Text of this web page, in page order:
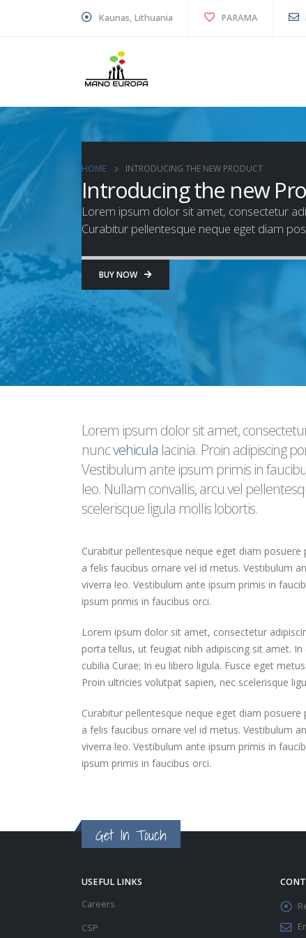
Kaunas, Lithuania PARAMA
HOME INTRODUCING THE NEW PRODUCT
Introducing the new
Lorem ipsum dolor sit amet, consectetur
Curabitur pellentesque neque eget diam
BUY NOW
Lorem ipsum dolor sit amet,
nuncvehicula lacinia. Proin adipiscing
Vestibulum ante ipsum primis in
leo. Nullam convallis, arcu vel
scelerisque ligula mollis lobortis.
Curabitur pellentesque neque eget diam
a felis faucibus ornare vel id metus. Vestibulum
viverra leo. Vestibulum ante ipsum primis in
ipsum primis in faucibus orci.
Lorem ipsum dolor sit amet, consectetur
porta tellus, ut feugiat nibh adipiscing sit amet.
cubilia Curae; In eu libero ligula. Fusce eget
Proin ultricies volutpat sapien, nec scelerisque
Curabitur pellentesque neque eget diam
a felis faucibus ornare vel id metus. Vestibulum
viverra leo. Vestibulum ante ipsum primis in
ipsum primis in faucibus orci.
Get In Touch
USEFUL LINKS
Careers
CSP